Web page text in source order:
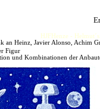
HJFHenze -
an Heinz, Javier Alonso, Achim
Figur
und Kombinationen der